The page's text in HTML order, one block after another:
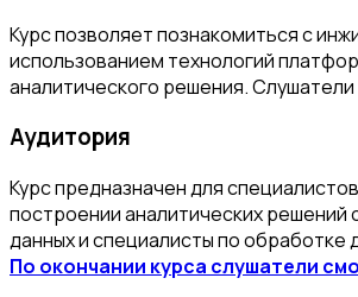
Курс позволяет познакомиться с
использованием технологий
аналитического решения.
Аудитория
Курс предназначен для
построении аналитических
данных и специалисты по
По окончании курса слушатели